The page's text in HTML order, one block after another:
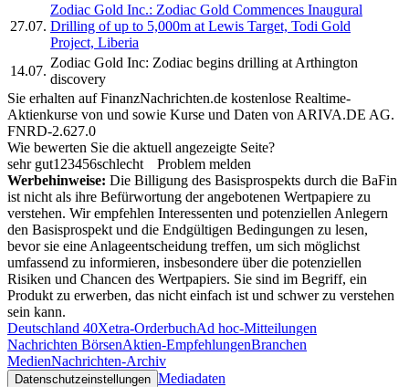
27.07.
Zodiac Gold Inc.: Zodiac Gold Commences Inaugural
Drilling of up to 5,000m at Lewis Target, Todi Gold
Project, Liberia
14.07.
Zodiac Gold Inc: Zodiac begins drilling at Arthington
discovery
Sie erhalten auf FinanzNachrichten.de kostenlose Realtime-
Aktienkurse von und sowie Kurse und Daten von ARIVA.DE AG.
FNRD-2.627.0
Wie bewerten Sie die aktuell angezeigte Seite?
sehr gut1 23456schlecht
Problem melden
Werbehinweise: Die Billigung des Basisprospekts durch die BaFin
ist nicht als ihre Befürwortung der angebotenen Wertpapiere zu
verstehen. Wir empfehlen Interessenten und potenziellen Anlegern
den Basisprospekt und die Endgültigen Bedingungen zu lesen,
bevor sie eine Anlageentscheidung treffen, um sich möglichst
umfassend zu informieren, insbesondere über die potenziellen
Risiken und Chancen des Wertpapiers. Sie sind im Begriff, ein
Produkt zu erwerben, das nicht einfach ist und schwer zu verstehen
sein kann.
Deutschland 40Xetra-OrderbuchAd hoc-Mitteilungen
Nachrichten BörsenAktien-EmpfehlungenBranchen
MedienNachrichten-Archiv
Datenschutzeinstellungen Mediadaten